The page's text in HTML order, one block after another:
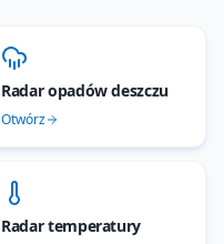
Radar opadów deszczu
Otwórz
Radar temperatury